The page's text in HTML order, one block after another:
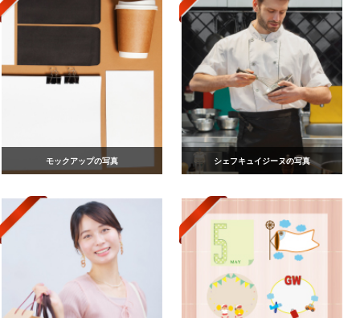
モックアップの写真 シェフキュイジーヌの写真